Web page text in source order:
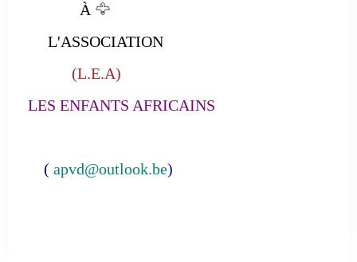
À 🦅
L'ASSOCIATION
(L.E.A)
LES ENFANTS AFRICAINS
( apvd@outlook.be)